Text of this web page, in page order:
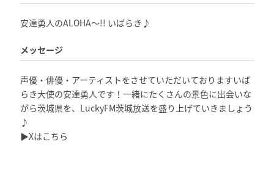
安達勇人のALOHA～!! いばらき♪
メッセージ
声優・俳優・アーティストをさせていただいておりますいば
らき大使の安達勇人です！一緒にたくさんの景色に出会いな
がら茨城県を、LuckyFM茨城放送を盛り上げていきましょう
♪
▶Xはこちら